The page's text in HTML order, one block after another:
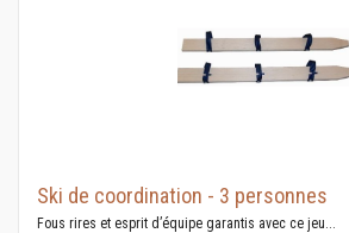
Ski de coordination - 3 personnes
Fous rires et esprit d’équipe garantis avec ce jeu...